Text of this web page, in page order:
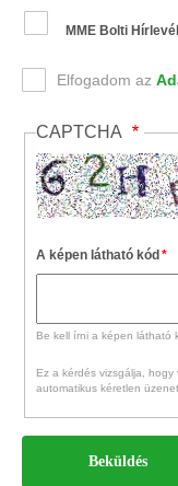
MME Bolti Hírlevél
Elfogadom az
CAPTCHA
A képen látható kód *
Be kell írni a képen látható
Ez a kérdés vizsgálja,
automatikus kéretlen